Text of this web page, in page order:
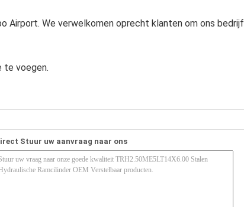
Airport. We verwelkomen oprecht klanten om ons bedrijf
te voegen.
Stuur uw aanvraag naar ons